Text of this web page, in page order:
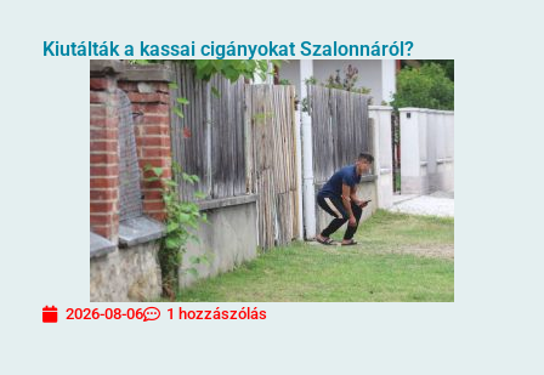
Kiutálták a kassai cigányokat Szalonnáról?
2026-08-06 1 hozzászólás